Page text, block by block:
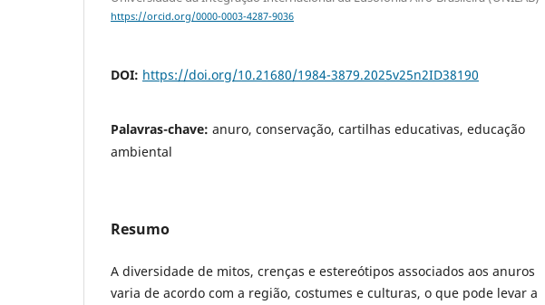
https://orcid.org/0000-0003-4287-9036
DOI: https://doi.org/10.21680/1984-3879.2025v25n2ID38190
Palavras-chave: anuro, conservação, cartilhas educativas, educação
ambiental
Resumo
A diversidade de mitos, crenças e estereótipos associados aos anuros
varia de acordo com a região, costumes e culturas, o que pode levar a